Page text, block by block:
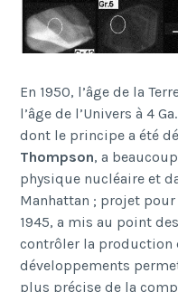
En 1950, l’âge de la
l’âge de l’Univers à 4
dont le principe a été
Thompson, a
physique nucléaire et
Manhattan ; projet
1945, a mis au point
contrôler la production
développements
plus précise de la